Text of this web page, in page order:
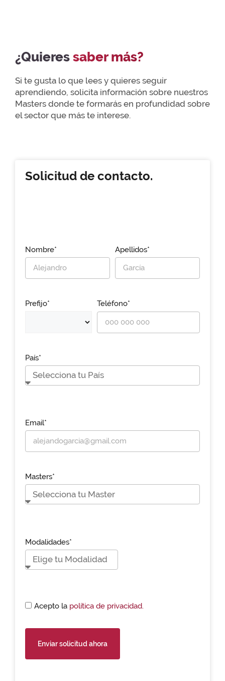
¿Quieressaber más?
Si te gusta lo que lees y quieres seguir
aprendiendo, solicita información sobre nuestros
Masters donde te formarás en profundidad sobre
el sector que más te interese.
Solicitud de contacto.
Nombre* Apellidos*
Prefijo* Teléfono*
País*
Email*
Masters*
Modalidades*
Acepto la política de privacidad.
Enviar solicitud ahora